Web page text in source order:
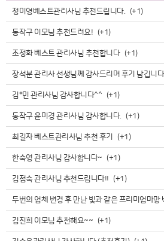
정미영베스트관리사님 추천드립니다. (+1)
동작구 이모님 추천드려요! (+1)
조정화 베스트 관리사님 추천합니다 (+1)
장석분 관리사 선생님께 감사드리며 후기 남깁니
김*민 관리사님 감사합니다^^ (+1)
동작구 윤미경 관리사님 감사합니다. (+1)
최길자 베스트관리사님 추천 후기 (+1)
한숙영 관리사님 감사합니다~ (+1)
김점숙 관리사님 추천드립니다!! (+1)
두번의 업체 변경 후 만난 빛과 같은 프리미엄마
김진희 이모님 추천해요~~ (+1)